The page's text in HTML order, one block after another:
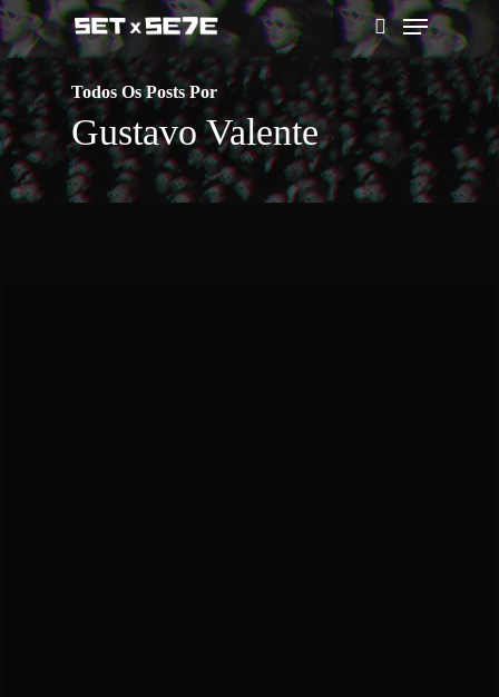
Skip
to
main
content
pesquisar
Menu
Todos Os Posts Por
Gustavo Valente